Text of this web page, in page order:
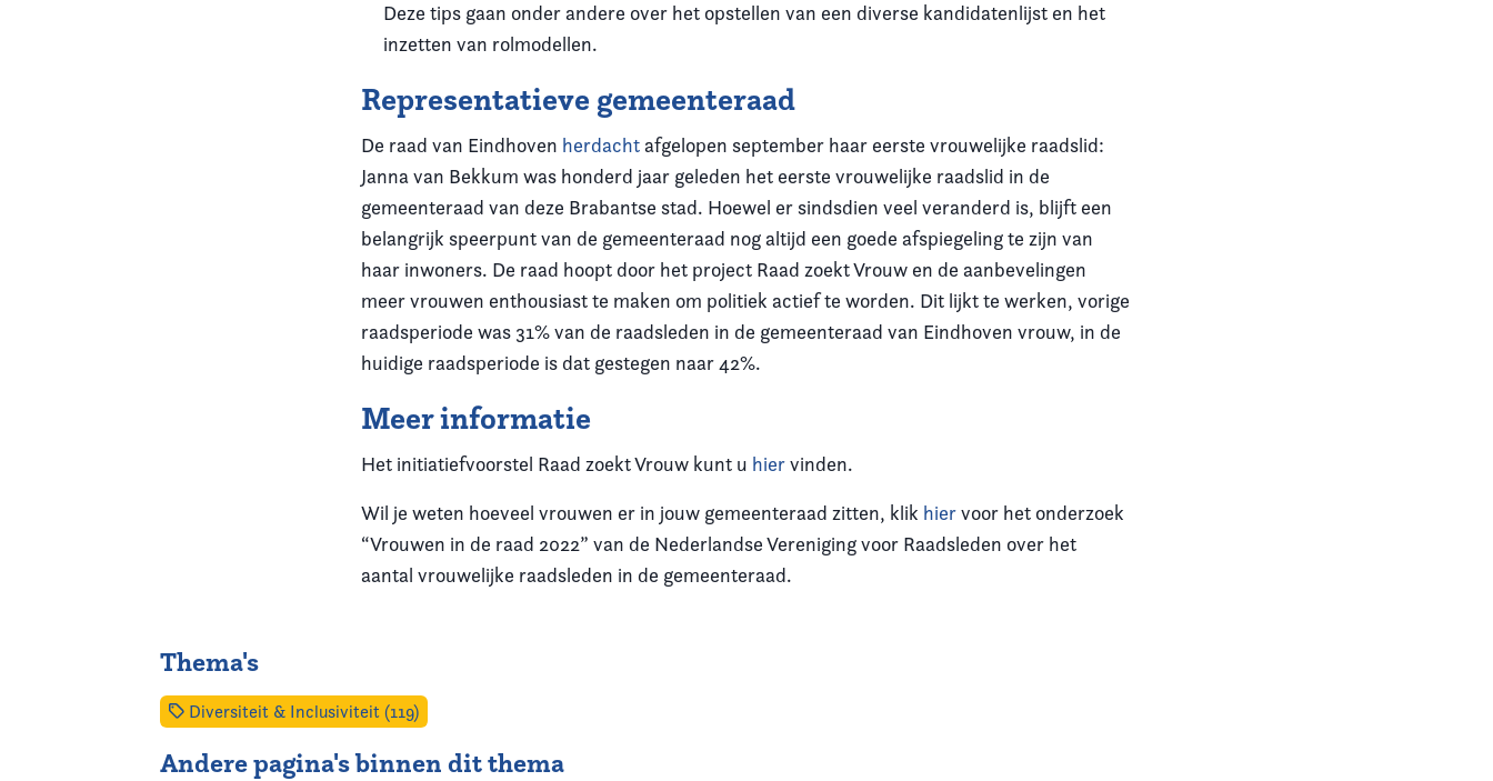
Deze tips gaan onder andere over het opstellen van een diverse kandidatenlijst en het
inzetten van rolmodellen.
Representatieve gemeenteraad
De raad van Eindhoven herdachtafgelopen september haar eerste vrouwelijke raadslid:
Janna van Bekkum was honderd jaar geleden het eerste vrouwelijke raadslid in de
gemeenteraad van deze Brabantse stad. Hoewel er sindsdien veel veranderd is, blijft een
belangrijk speerpunt van de gemeenteraad nog altijd een goede afspiegeling te zijn van
haar inwoners. De raad hoopt door het project Raad zoekt Vrouw en de aanbevelingen
meer vrouwen enthousiast te maken om politiek actief te worden. Dit lijkt te werken, vorige
raadsperiode was 31% van de raadsleden in de gemeenteraad van Eindhoven vrouw, in de
huidige raadsperiode is dat gestegen naar 42%.
Meer informatie
Het initiatiefvoorstel Raad zoekt Vrouw kunt u hiervinden.
Wil je weten hoeveel vrouwen er in jouw gemeenteraad zitten, klik hiervoor het onderzoek
“Vrouwen in de raad 2022” van de Nederlandse Vereniging voor Raadsleden over het
aantal vrouwelijke raadsleden in de gemeenteraad.
Thema's
Diversiteit & Inclusiviteit (119)
Andere pagina's binnen dit thema